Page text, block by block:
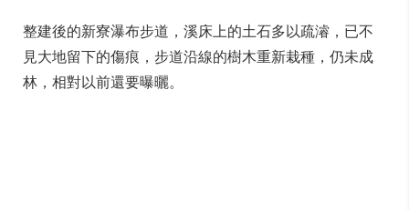
整建後的新寮瀑布步道，溪床上的土石多以疏濬，已不
見大地留下的傷痕，步道沿線的樹木重新栽種，仍未成
林，相對以前還要曝曬。